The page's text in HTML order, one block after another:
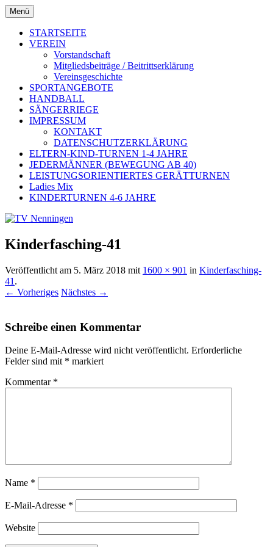
Zum
Inhalt
springen
TV Nenningen
Menü
STARTSEITE
VEREIN
Vorstandschaft
Mitgliedsbeiträge / Beitrittserklärung
Vereinsgeschichte
SPORTANGEBOTE
HANDBALL
SÄNGERRIEGE
IMPRESSUM
KONTAKT
DATENSCHUTZERKLÄRUNG
ELTERN-KIND-TURNEN 1-4 JAHRE
JEDERMÄNNER (BEWEGUNG AB 40)
LEISTUNGSORIENTIERTES GERÄTTURNEN
Ladies Mix
KINDERTURNEN 4-6 JAHRE
Kinderfasching-41
Veröffentlicht am 5. März 2018 mit 1600 × 901 in Kinderfasching-
41 .
← Vorheriges Nächstes →
Schreibe einen Kommentar
Deine E-Mail-Adresse wird nicht veröffentlicht. Erforderliche
Felder sind mit * markiert
Kommentar *
Name *
E-Mail-Adresse *
Website